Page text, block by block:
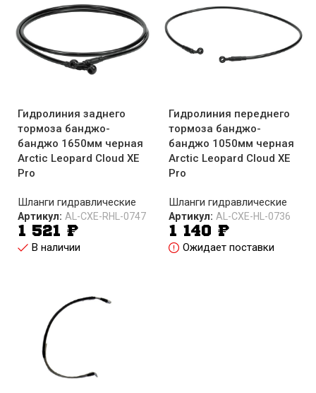
Гидролиния заднего
тормоза банджо-
банджо 1650мм черная
Arctic Leopard Cloud XE
Pro
Шланги гидравлические
Артикул: AL-CXE-RHL-0747
1 521 ₽
В наличии
Гидролиния переднего
тормоза банджо-
банджо 1050мм черная
Arctic Leopard Cloud XE
Pro
Шланги гидравлические
Артикул: AL-CXE-HL-0736
1 140 ₽
Ожидает поставки